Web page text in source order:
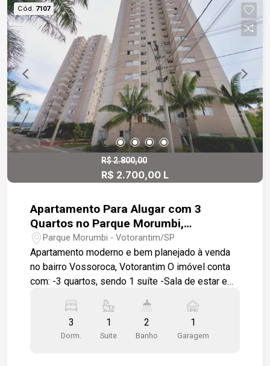
Cód. 7107
R$ 2.800,00
R$ 2.700,00 L
Apartamento Para Alugar com 3
Quartos no Parque Morumbi,
Votorantim/SP
Parque Morumbi - Votorantim/SP
Apartamento moderno e bem planejado à venda
no bairro Vossoroca, Votorantim O imóvel conta
com: -3 quartos, sendo 1 suíte -Sala de estar e
armários modulados -Varanda -Área de serviço -
Banheiro social -1 vaga de garagem rotativa Além
de armários modulados, piso em porcelanato,
3
Dorm.
1
Suite
2
Banho
1
Garagem